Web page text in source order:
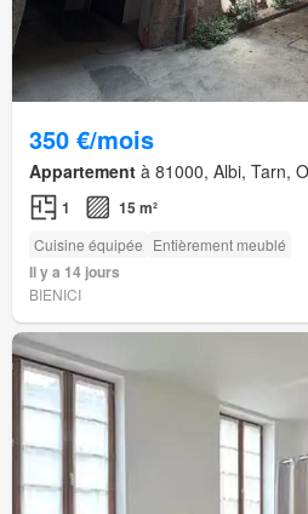
350 €/mois
Appartement à 81000, Albi, Tarn,
1 15 m²
Cuisine équipée Entièrement meublé
Il y a 14 jours
BIENICI